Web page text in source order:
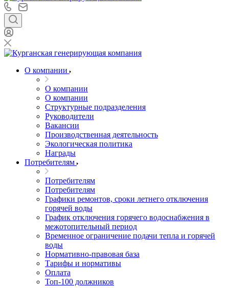
О компании
О компании
О компании
Структурные подразделения
Руководители
Вакансии
Производственная деятельность
Экологическая политика
Награды
Потребителям
Потребителям
Потребителям
Графики ремонтов, сроки летнего отключения
горячей воды
График отключения горячего водоснабжения в
межотопительный период
Временное ограничение подачи тепла и горячей
воды
Нормативно-правовая база
Тарифы и нормативы
Оплата
Топ-100 должников